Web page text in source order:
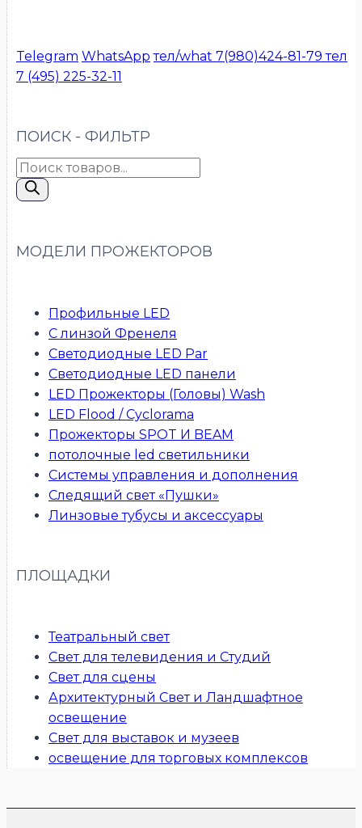
Telegram WhatsApp тел/what 7(980)424-81-79тел
7 (495) 225-32-11
ПОИСК - ФИЛЬТР
Поиск
товаров
МОДЕЛИ ПРОЖЕКТОРОВ
Профильные LED
С линзой Френеля
Светодиодные LED Par
Светодиодные LED панели
LED Прожекторы (Головы) Wash
LED Flood / Cyclorama
Прожекторы SPOT И BEAM
потолочные led светильники
Системы управления и дополнения
Следящий свет «Пушки»
Линзовые тубусы и аксессуары
ПЛОЩАДКИ
Театральный свет
Свет для телевидения и Студий
Свет для сцены
Архитектурный Свет и Ландшафтное
освещение
Свет для выставок и музеев
освещение для торговых комплексов